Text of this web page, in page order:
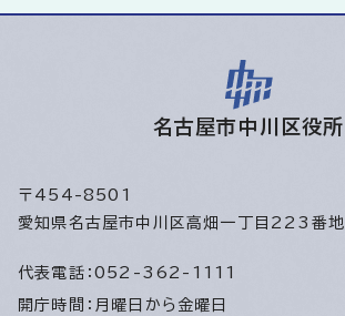
名古屋市中川区役所
〒454-8501
愛知県名古屋市中川区高畑一丁目223番地
代表電話： 052-362-1111
開庁時間： 月曜日から金曜日